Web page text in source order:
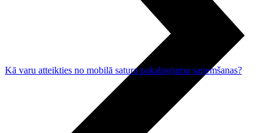
Kā varu atteikties no mobilā satura pakalpojumu saņemšanas?